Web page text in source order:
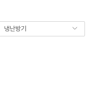
냉난방기